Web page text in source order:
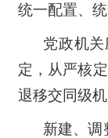
统一配置、统
党政机
定，从严核
退移交同级
新建、调